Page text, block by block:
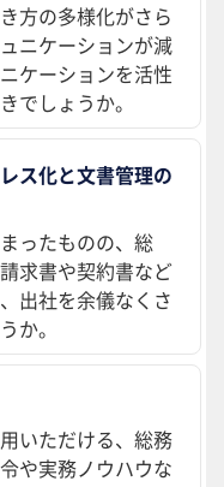
方の多様化がさら
ニケーションが減
ケーションを活性
でしょうか。
ス化と文書管理の
ったものの、総
求書や契約書など
出社を余儀なくさ
か。
いただける、総務
や実務ノウハウな